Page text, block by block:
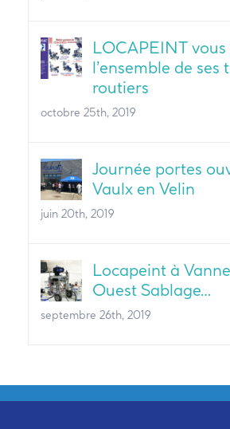
LOCAPEINT vous
l’ensemble de ses
routiers
octobre 25th, 2019
Journée portes
Vaulx en Velin
juin 20th, 2019
Locapeint à
Ouest Sablage…
septembre 26th, 2019